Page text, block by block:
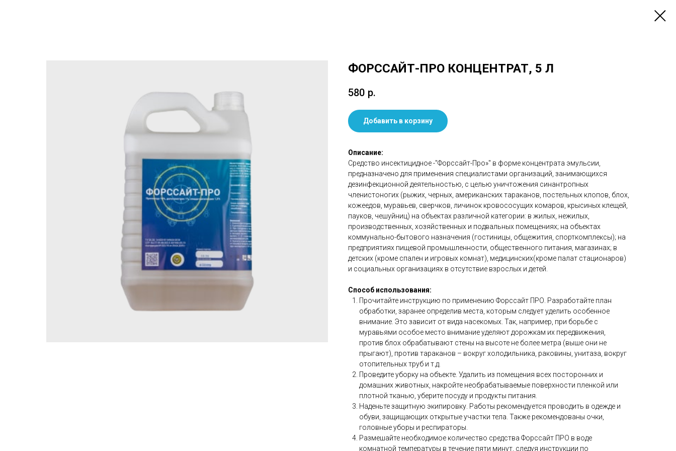
ФОРССАЙТ-ПРО КОНЦЕНТРАТ, 5 Л
580 р.
Добавить в корзину
Описание:
Средство инсектицидное -"Форссайт-Про»" в форме концентрата эмульсии,
предназначено для применения специалистами организаций, занимающихся
дезинфекционной деятельностью, с целью уничтожения синантропных
членистоногих (рыжих, черных, американских тараканов, постельных клопов, блох,
кожеедов, муравьев, сверчков, личинок кровососущих комаров, крысиных клещей,
пауков, чешуйниц) на объектах различной категории: в жилых, нежилых,
производственных, хозяйственных и подвальных помещениях; на объектах
коммунально-бытового назначения (гостиницы, общежития, спорткомплексы); на
предприятиях пищевой промышленности, общественного питания, магазинах; в
детских (кроме спален и игровых комнат), медицинских(кроме палат стационаров)
и социальных организациях в отсутствие взрослых и детей.
Способ использования:
Прочитайте инструкцию по применению Форссайт ПРО. Разработайте план
обработки, заранее определив места, которым следует уделить особенное
внимание. Это зависит от вида насекомых. Так, например, при борьбе с
муравьями особое место внимание уделяют дорожкам их передвижения,
против блох обрабатывают стены на высоте не более метра (выше они не
прыгают), против тараканов – вокруг холодильника, раковины, унитаза, вокруг
отопительных труб и т.д.
Проведите уборку на объекте. Удалить из помещения всех посторонних и
домашних животных, накройте необрабатываемые поверхности пленкой или
плотной тканью, уберите посуду и продукты питания.
Наденьте защитную экипировку. Работы рекомендуется проводить в одежде и
обуви, защищающих открытые участки тела. Также рекомендованы очки,
головные уборы и респираторы.
Размешайте необходимое количество средства Форссайт ПРО в воде
комнатной температуры в течение пяти минут, следуя инструкции по